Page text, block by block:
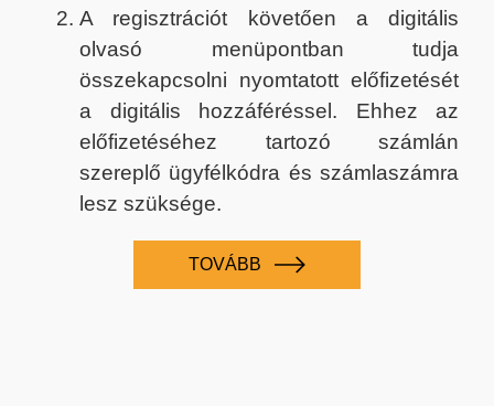
A regisztrációt követően a digitális
olvasó menüpontban tudja
összekapcsolni nyomtatott előfizetését
a digitális hozzáféréssel. Ehhez az
előfizetéséhez tartozó számlán
szereplő ügyfélkódra és számlaszámra
lesz szüksége.
TOVÁBB